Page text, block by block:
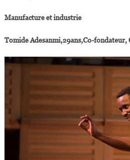
Manufacture et industrie
Tomide Adesanmi,29ans,Co-